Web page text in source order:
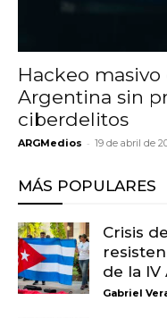
Hackeo
Argentina sin
ciberdelitos
ARGMedios - 19 de abril de
MÁS POPULARES
Crisis
de la IV
Gabriel